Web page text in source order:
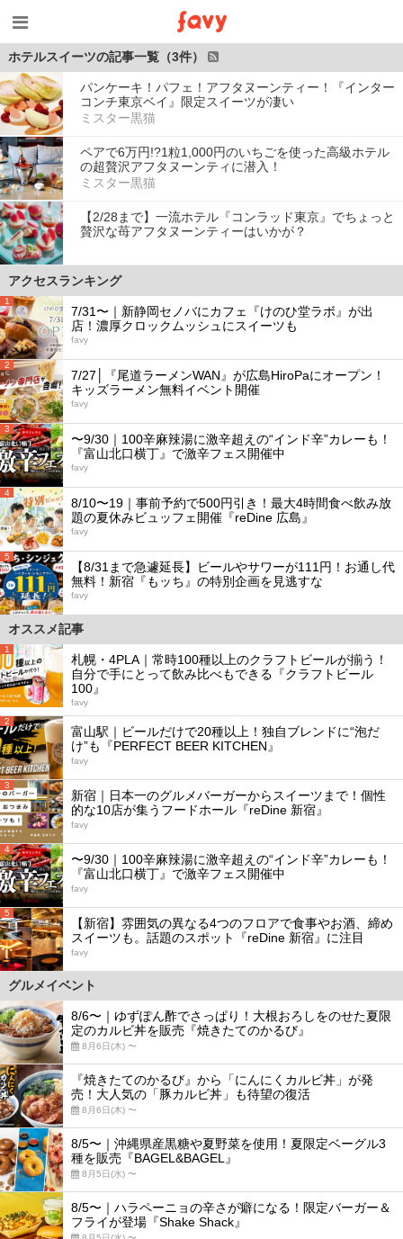
ホテルスイーツの記事一覧（3件）
パンケーキ！パフェ！アフタヌーンティー！『インター
コンチ東京ベイ』限定スイーツが凄い
ミスター黒猫
ペアで6万円!?1粒1,000円のいちごを使った高級ホテル
の超贅沢アフタヌーンティに潜入！
ミスター黒猫
【2/28まで】一流ホテル『コンラッド東京』でちょっと
贅沢な苺アフタヌーンティーはいかが？
アクセスランキング
1
7/31〜｜新静岡セノバにカフェ『けのひ堂ラボ』が出
店！濃厚クロックムッシュにスイーツも
favy
2
7/27│『尾道ラーメンWAN』が広島HiroPaにオープン！
キッズラーメン無料イベント開催
favy
3
〜9/30｜100辛麻辣湯に激辛超えの“インド辛”カレーも！
『富山北口横丁』で激辛フェス開催中
favy
4
8/10〜19｜事前予約で500円引き！最大4時間食べ飲み放
題の夏休みビュッフェ開催『reDine 広島』
favy
5
【8/31まで急遽延長】ビールやサワーが111円！お通し代
無料！新宿『もッち』の特別企画を見逃すな
favy
オススメ記事
1
札幌・4PLA｜常時100種以上のクラフトビールが揃う！
自分で手にとって飲み比べもできる『クラフトビール
100』
favy
2
富山駅｜ビールだけで20種以上！独自ブレンドに“泡だ
け”も『PERFECT BEER KITCHEN』
favy
3
新宿｜日本一のグルメバーガーからスイーツまで！個性
的な10店が集うフードホール『reDine 新宿』
favy
4
〜9/30｜100辛麻辣湯に激辛超えの“インド辛”カレーも！
『富山北口横丁』で激辛フェス開催中
favy
5
【新宿】雰囲気の異なる4つのフロアで食事やお酒、締め
スイーツも。話題のスポット『reDine 新宿』に注目
favy
グルメイベント
8/6〜｜ゆずぽん酢でさっぱり！大根おろしをのせた夏限
定のカルビ丼を販売『焼きたてのかるび』
8月6日(木) 〜
『焼きたてのかるび』から「にんにくカルビ丼」が発
売！大人気の「豚カルビ丼」も待望の復活
8月6日(木) 〜
8/5〜｜沖縄県産黒糖や夏野菜を使用！夏限定ベーグル3
種を販売『BAGEL&BAGEL』
8月5日(水) 〜
8/5〜｜ハラペーニョの辛さが癖になる！限定バーガー＆
フライが登場『Shake Shack』